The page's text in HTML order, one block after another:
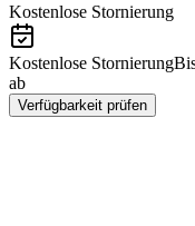
Kostenlose Stornierung
Kostenlose Stornierung
ab
Verfügbarkeit prüfen